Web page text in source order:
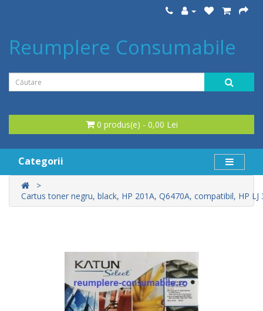
Reumplere Consumabile
0 produs(e) - 0,00 Lei
Categorii
Cartus toner negru, black, HP 201A, Q6470A, compatibil, HP